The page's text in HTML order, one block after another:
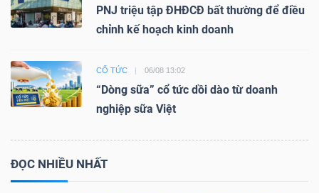
PNJ triệu tập ĐHĐCĐ bất thường để điều
chỉnh kế hoạch kinh doanh
CỔ TỨC 06/08 13:02
“Dòng sữa” cổ tức dồi dào từ doanh
nghiệp sữa Việt
ĐỌC NHIỀU NHẤT